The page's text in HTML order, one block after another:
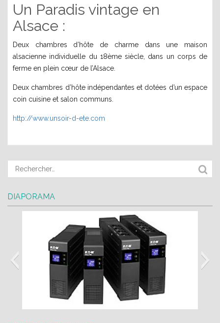
Un Paradis vintage en
Alsace :
Deux chambres d’hôte de charme dans une maison
alsacienne individuelle du 18ème siècle, dans un corps de
ferme en plein cœur de l’Alsace.
Deux chambres d’hôte indépendantes et dotées d’un espace
coin cuisine et salon communs.
http://www.unsoir-d-ete.com
DIAPORAMA